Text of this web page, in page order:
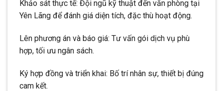
Khảo sát thực tế: Đội ngũ kỹ thuật đến văn phòng tại
Yên Lãng để đánh giá diện tích, đặc thù hoạt động.
Lên phương án và báo giá: Tư vấn gói dịch vụ phù
hợp, tối ưu ngân sách.
Ký hợp đồng và triển khai: Bố trí nhân sự, thiết bị đúng
cam kết.